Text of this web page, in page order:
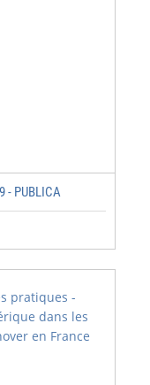
- PUBLICA